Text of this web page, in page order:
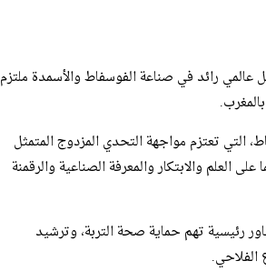
رائد في صناعة الفوسفاط والأسمدة ملتزم
التي تعتزم مواجهة التحدي المزدوج المتمثل
العلم والابتكار والمعرفة الصناعية والرقمنة
رئيسية تهم حماية صحة التربة، وترشيد
الفلاحي.